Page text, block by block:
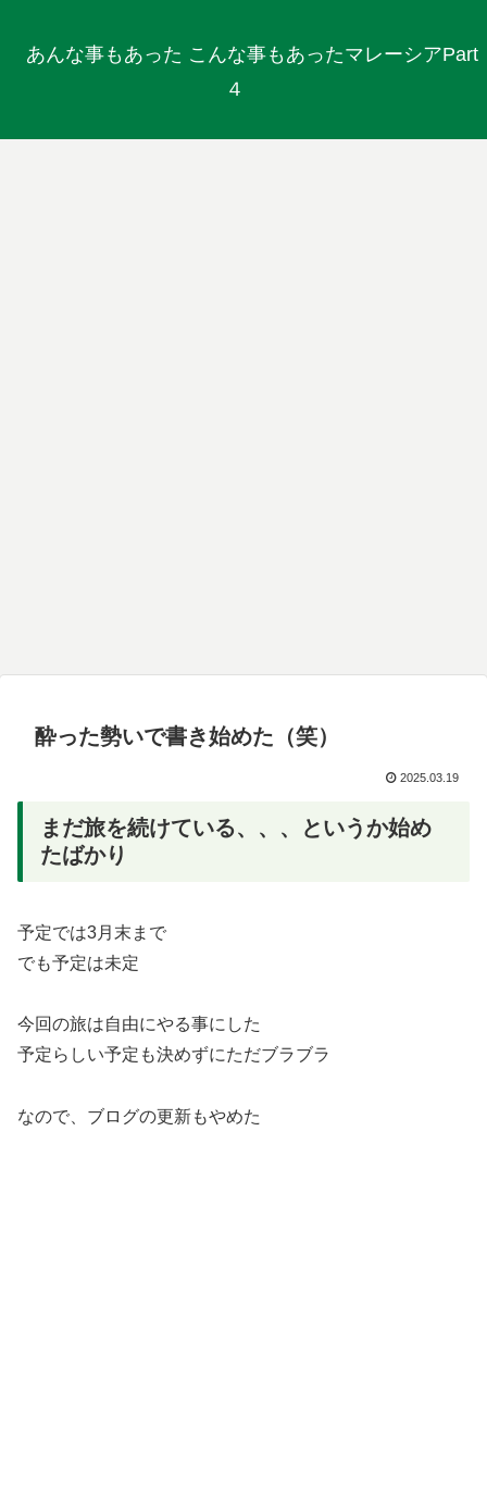
あんな事もあった こんな事もあったマレーシアPart
４
酔った勢いで書き始めた（笑）
2025.03.19
まだ旅を続けている、、、というか始め
たばかり
予定では3月末まで
でも予定は未定
今回の旅は自由にやる事にした
予定らしい予定も決めずにただブラブラ
なので、ブログの更新もやめた